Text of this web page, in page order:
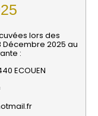
lors des
Décembre 2025 au
:
ECOUEN